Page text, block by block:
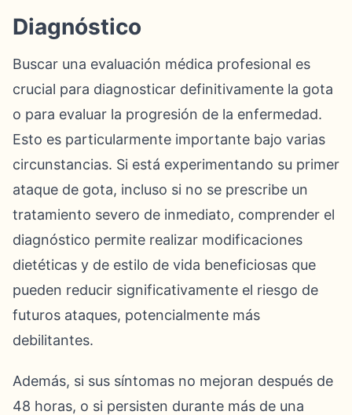
Diagnóstico
Buscar una evaluación médica profesional es
crucial para diagnosticar definitivamente la gota
o para evaluar la progresión de la enfermedad.
Esto es particularmente importante bajo varias
circunstancias. Si está experimentando su primer
ataque de gota, incluso si no se prescribe un
tratamiento severo de inmediato, comprender el
diagnóstico permite realizar modificaciones
dietéticas y de estilo de vida beneficiosas que
pueden reducir significativamente el riesgo de
futuros ataques, potencialmente más
debilitantes.
Además, si sus síntomas no mejoran después de
48 horas, o si persisten durante más de una